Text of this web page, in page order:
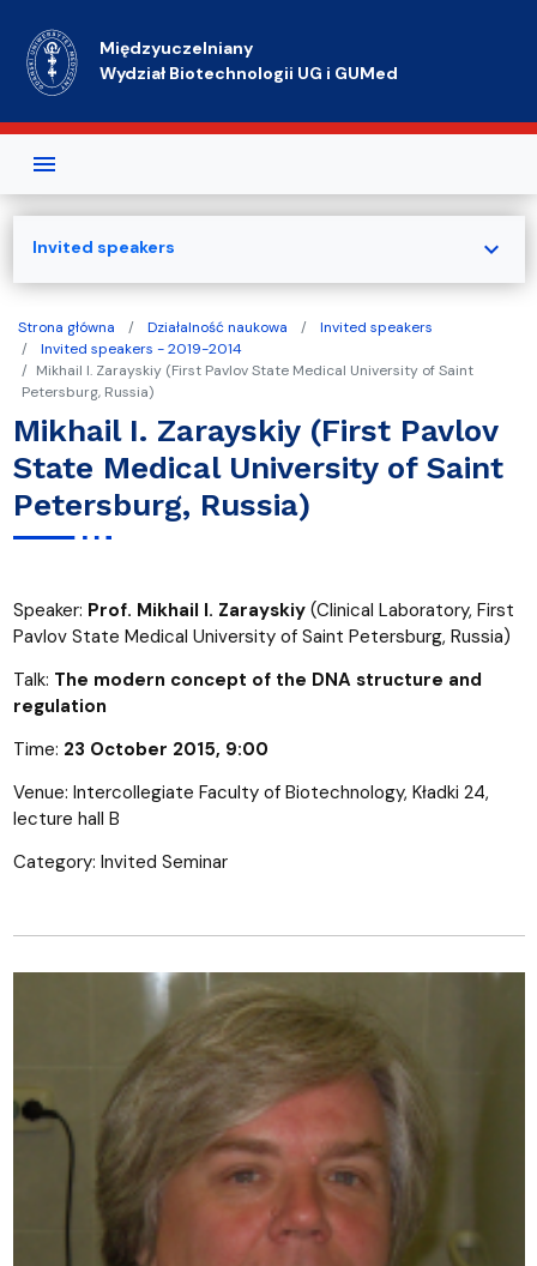
Międzyuczelniany
Wydział Biotechnologii UG i GUMed
Strona główna Działalność naukowa
Invited speakers
Invited speakers - 2019-2014
Mikhail I. Zarayskiy (First Pavlov State Medical University of Saint
Petersburg, Russia)
Mikhail I. Zarayskiy (First Pavlov
State Medical University of Saint
Petersburg, Russia)
Speaker: Prof. Mikhail I. Zarayskiy (Clinical Laboratory, First
Pavlov State Medical University of Saint Petersburg, Russia)
Talk: The modern concept of the DNA structure and
regulation
Time: 23 October 2015, 9:00
Venue: Intercollegiate Faculty of Biotechnology, Kładki 24,
lecture hall B
Category: Invited Seminar
Invited speakers expand_more